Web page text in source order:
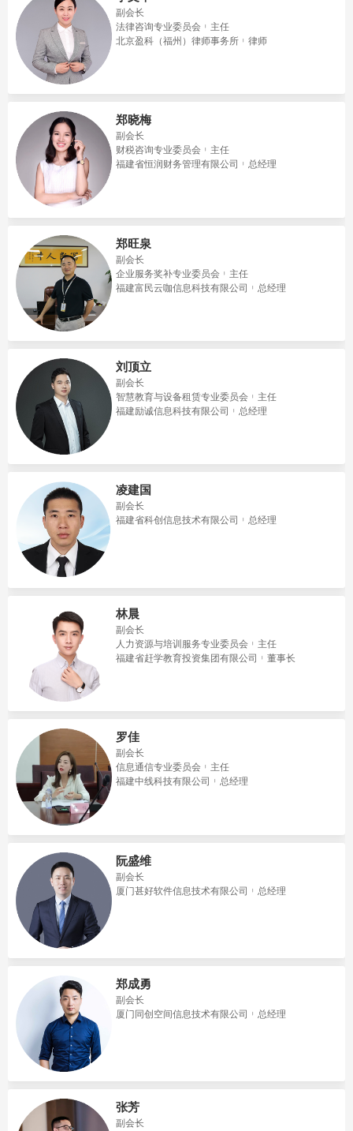
副会长
法律咨询专业委员会
主任
北京盈科（福州）律师事务所
律师
郑晓梅
副会长
财税咨询专业委员会
主任
福建省恒润财务管理有限公司
总经理
郑旺泉
副会长
企业服务奖补专业委员会
主任
福建富民云咖信息科技有限公司
总经理
刘顶立
副会长
智慧教育与设备租赁专业委员会
主任
福建励诚信息科技有限公司
总经理
凌建国
副会长
福建省科创信息技术有限公司
总经理
林晨
副会长
人力资源与培训服务专业委员会
主任
福建省赶学教育投资集团有限公司
董事长
罗佳
副会长
信息通信专业委员会
主任
福建中线科技有限公司
总经理
阮盛维
副会长
厦门甚好软件信息技术有限公司
总经理
郑成勇
副会长
​厦门同创空间信息技术有限公司
总经理
张芳
副会长